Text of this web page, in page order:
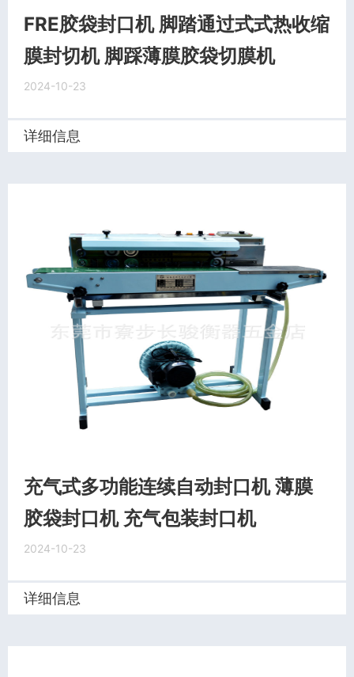
FRE胶袋封口机 脚踏通过式式热收缩
膜封切机 脚踩薄膜胶袋切膜机
2024-10-23
详细信息
充气式多功能连续自动封口机 薄膜
胶袋封口机 充气包装封口机
2024-10-23
详细信息